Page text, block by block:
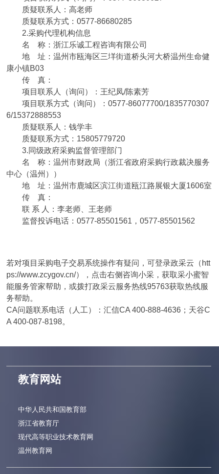
质疑联系人：高老师
质疑联系方式：0577-86680285
2.采购代理机构信息
名 称：浙江乐诚工程咨询有限公司
地 址：温州市瓯海区三垟街道桥头河大桥温州生命健
康小镇B03
传 真：
项目联系人（询问）： 王纪凤/陈素芳
项目联系方式（询问）：0577-86077700/1835770307
6/15372888553
质疑联系人：钱学丰
质疑联系方式： 15805779720
3.同级政府采购监督管理部门
名 称：温州市财政局（浙江省政府采购行政裁决服务
中心（温州））
地 址：温州市鹿城区滨江街道瓯江路展银大厦1606室
传 真：
联 系 人：李老师、王老师
监督投诉电话：0577-85501561，0577-85501562
若对项目采购电子交易系统操作有疑问，可登录政采云（htt
ps://www.zcygov.cn/），点击右侧咨询小采，获取采小蜜智
能服务管家帮助，或拨打政采云服务热线95763获取热线服
务帮助。
CA问题联系电话（人工）：汇信CA 400-888-4636；天谷C
A 400-087-8198。
教育网站
中华人民共和国教育部
浙江省教育厅
现代高等职业技术教育网
温州教育网